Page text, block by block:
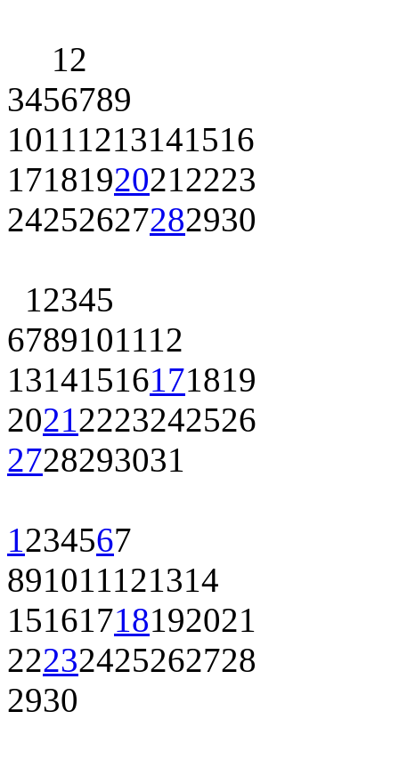
12
3456789
10111213141516
17181920212223
24252627282930
12345
6789101112
13141516171819
20212223242526
2728293031
1234567
891011121314
15161718192021
22232425262728
2930